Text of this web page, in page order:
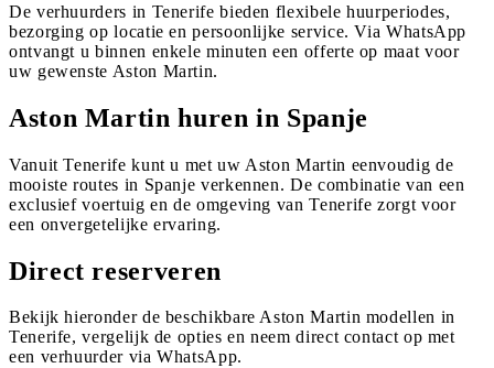
De verhuurders in Tenerife bieden flexibele huurperiodes,
bezorging op locatie en persoonlijke service. Via WhatsApp
ontvangt u binnen enkele minuten een offerte op maat voor
uw gewenste Aston Martin.
Aston Martin huren in Spanje
Vanuit Tenerife kunt u met uw Aston Martin eenvoudig de
mooiste routes in Spanje verkennen. De combinatie van een
exclusief voertuig en de omgeving van Tenerife zorgt voor
een onvergetelijke ervaring.
Direct reserveren
Bekijk hieronder de beschikbare Aston Martin modellen in
Tenerife, vergelijk de opties en neem direct contact op met
een verhuurder via WhatsApp.